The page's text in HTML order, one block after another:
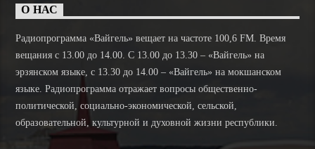
О НАС
Радиопрограмма «Вайгель» вещает на частоте 100,6 FM. Время
вещания с 13.00 до 14.00. C 13.00 до 13.30 – «Вайгель» на
эрзянском языке, с 13.30 до 14.00 – «Вайгель» на мокшанском
языке. Радиопрограмма отражает вопросы общественно-
политической, социально-экономической, сельской,
образовательной, культурной и духовной жизни республики.